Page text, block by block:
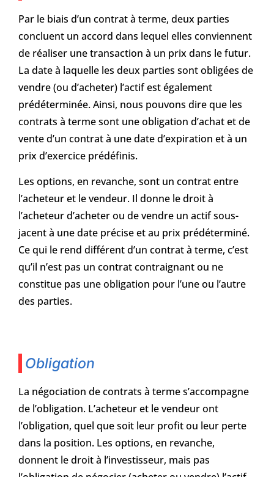
Par le biais d’un contrat à terme, deux parties
concluent un accord dans lequel elles conviennent
de réaliser une transaction à un prix dans le futur.
La date à laquelle les deux parties sont obligées de
vendre (ou d’acheter) l’actif est également
prédéterminée. Ainsi, nous pouvons dire que les
contrats à terme sont une obligation d’achat et de
vente d’un contrat à une date d’expiration et à un
prix d’exercice prédéfinis.
Les options, en revanche, sont un contrat entre
l’acheteur et le vendeur. Il donne le droit à
l’acheteur d’acheter ou de vendre un actif sous-
jacent à une date précise et au prix prédéterminé.
Ce qui le rend différent d’un contrat à terme, c’est
qu’il n’est pas un contrat contraignant ou ne
constitue pas une obligation pour l’une ou l’autre
des parties.
Obligation
La négociation de contrats à terme s’accompagne
de l’obligation. L’acheteur et le vendeur ont
l’obligation, quel que soit leur profit ou leur perte
dans la position. Les options, en revanche,
donnent le droit à l’investisseur, mais pas